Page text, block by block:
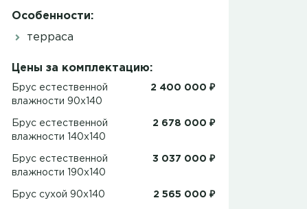
Особенности:
терраса
Цены за комплектацию:
Брус естественной
влажности 90x140
2 400 000 ₽
Брус естественной
влажности 140x140
2 678 000 ₽
Брус естественной
влажности 190x140
3 037 000 ₽
Брус сухой 90x140 2 565 000 ₽